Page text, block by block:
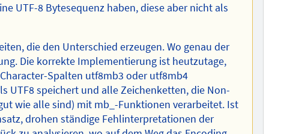
UTF-8 Bytesequenz haben, diese aber nicht als
die den Unterschied erzeugen. Wo genau der
Die korrekte Implementierung ist heutzutage,
Spalten utf8mb3 oder utf8mb4
UTF8 speichert und alle Zeichenketten, die Non-
wie alle sind) mit mb_-Funktionen verarbeitet. Ist
drohen ständige Fehlinterpretationen der